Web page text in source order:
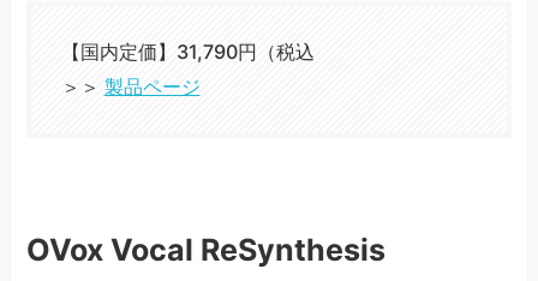
【国内定価】31,790円（税込
＞＞ 製品ページ
OVox Vocal ReSynthesis